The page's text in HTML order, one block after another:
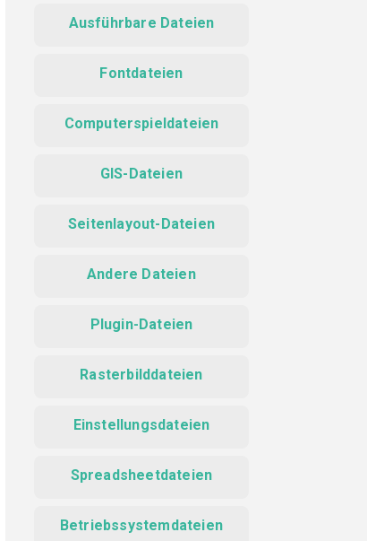
Ausführbare Dateien
Fontdateien
Computerspieldateien
GIS-Dateien
Seitenlayout-Dateien
Andere Dateien
Plugin-Dateien
Rasterbilddateien
Einstellungsdateien
Spreadsheetdateien
Betriebssystemdateien